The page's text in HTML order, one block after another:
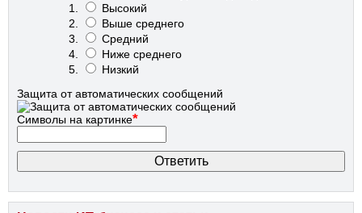
Высокий
Выше среднего
Средний
Ниже среднего
Низкий
Защита от автоматических сообщений
Символы на картинке*